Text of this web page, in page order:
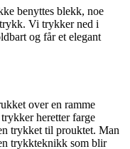
benyttes blekk, noe
Vi trykker ned i
og får et elegant
over en ramme
heretter farge
trykket til prouktet. Man
trykkteknikk som blir